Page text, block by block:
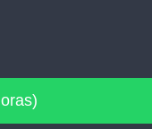
de pavimentos
del sitio